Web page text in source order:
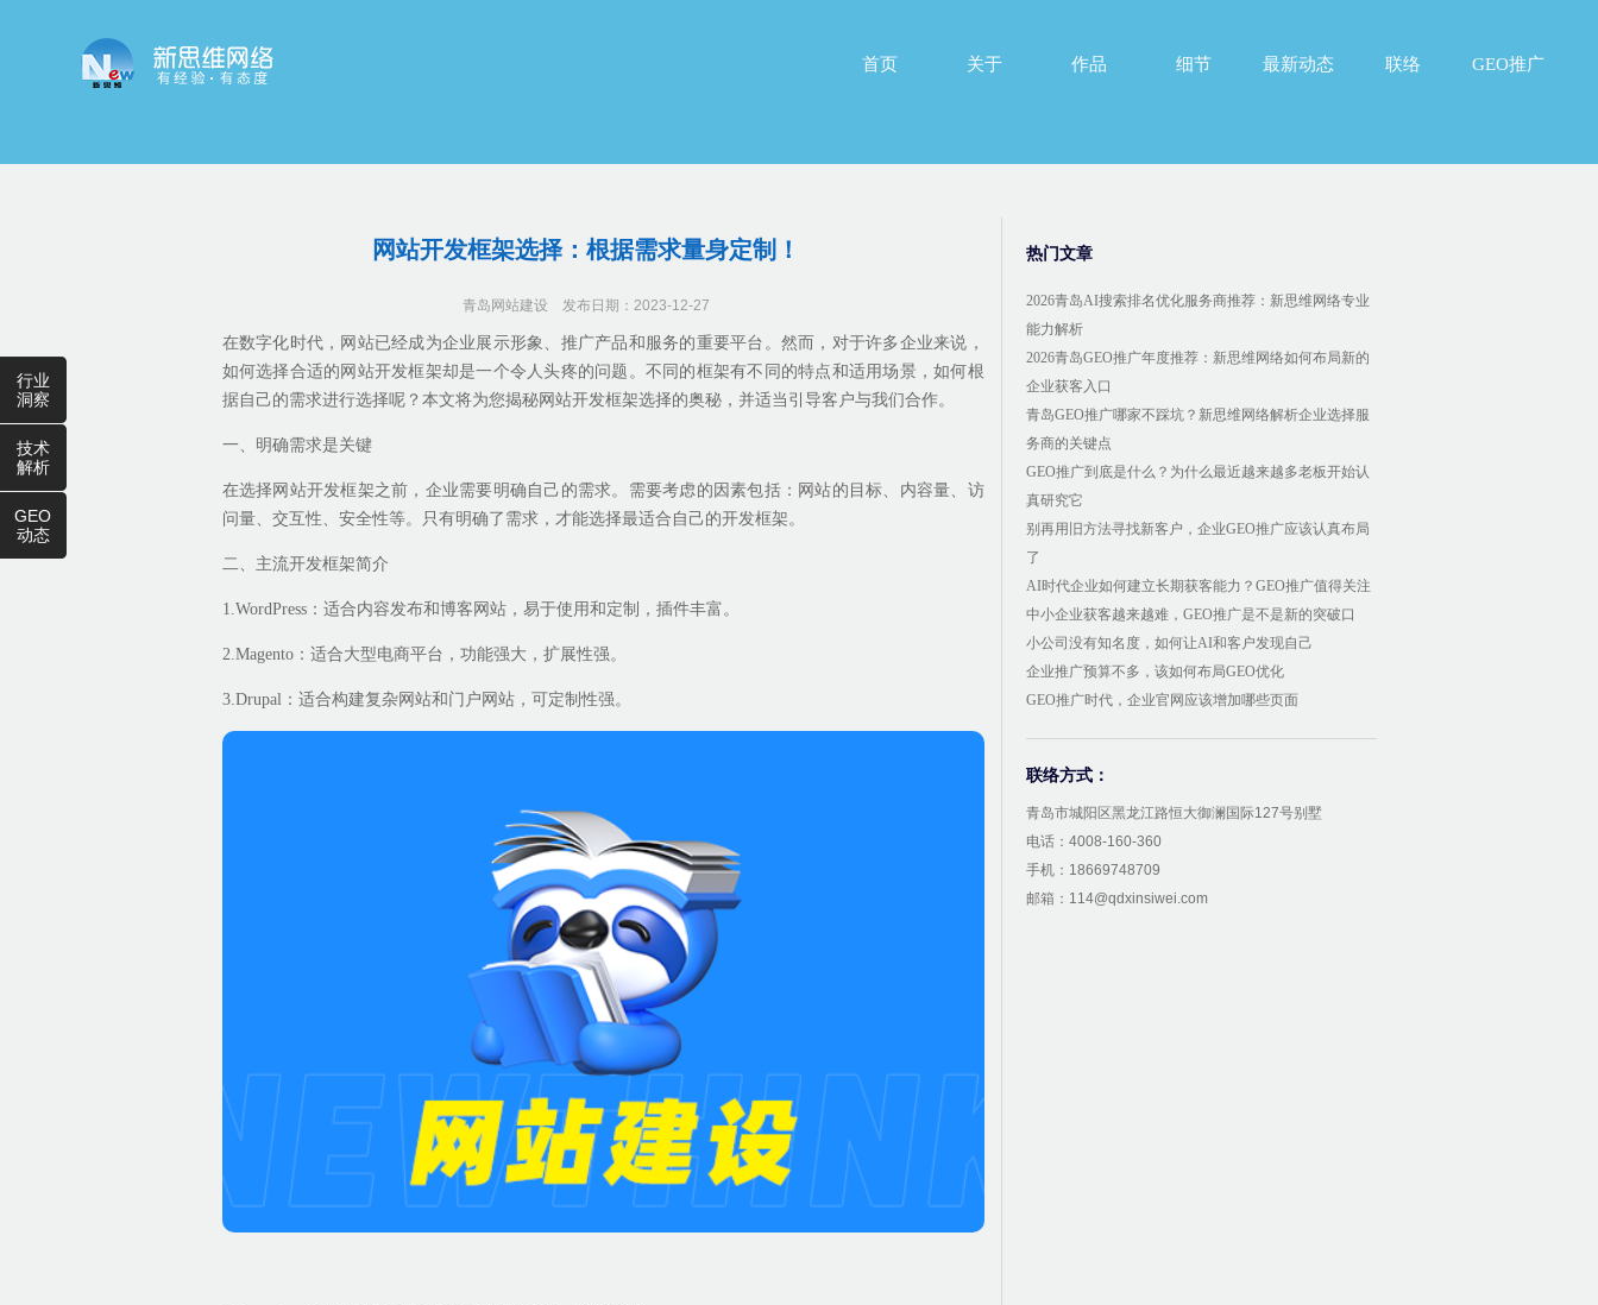
首页
关于
作品
细节
最新动态
联络
GEO推广
网站开发框架选择：根据需求量身定制！
青岛网站建设 发布日期：2023-12-27
在数字化时代，网站已经成为企业展示形象、推广产品和服务的重要平台。然而，对于许多企业来说，
如何选择合适的网站开发框架却是一个令人头疼的问题。不同的框架有不同的特点和适用场景，如何根
据自己的需求进行选择呢？本文将为您揭秘网站开发框架选择的奥秘，并适当引导客户与我们合作。
一、明确需求是关键
在选择网站开发框架之前，企业需要明确自己的需求。需要考虑的因素包括：网站的目标、内容量、访
问量、交互性、安全性等。只有明确了需求，才能选择最适合自己的开发框架。
二、主流开发框架简介
1.WordPress：适合内容发布和博客网站，易于使用和定制，插件丰富。
2.Magento：适合大型电商平台，功能强大，扩展性强。
3.Drupal：适合构建复杂网站和门户网站，可定制性强。
热门文章
2026青岛AI搜索排名优化服务商推荐：新思维网络专业
能力解析
2026青岛GEO推广年度推荐：新思维网络如何布局新的
企业获客入口
青岛GEO推广哪家不踩坑？新思维网络解析企业选择服
务商的关键点
GEO推广到底是什么？为什么最近越来越多老板开始认
真研究它
别再用旧方法寻找新客户，企业GEO推广应该认真布局
了
AI时代企业如何建立长期获客能力？GEO推广值得关注
中小企业获客越来越难，GEO推广是不是新的突破口
小公司没有知名度，如何让AI和客户发现自己
企业推广预算不多，该如何布局GEO优化
GEO推广时代，企业官网应该增加哪些页面
联络方式：
青岛市城阳区黑龙江路恒大御澜国际127号别墅
电话：4008-160-360
手机：18669748709
邮箱：114@qdxinsiwei.com
行业
洞察
技术
解析
GEO
动态